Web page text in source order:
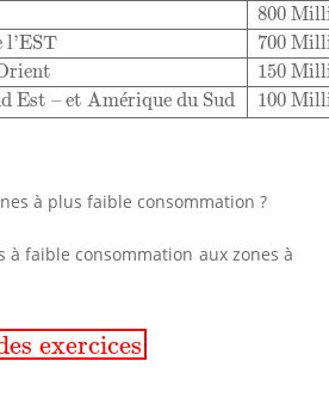
800
l’EST
700
150
Est – et Amérique du Sud 100
à plus faible consommation ?
à faible consommation aux zones à
exercices
exercices